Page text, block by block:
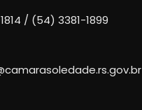
/ (54) 3381-1899